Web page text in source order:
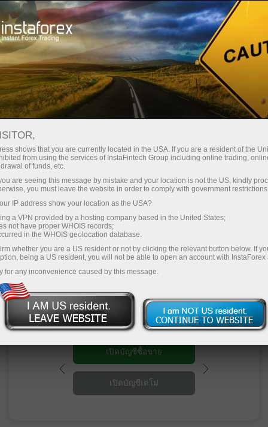
แคมเปญ กิจกรรม Instaforex Balloon
InstaForex: เอื้อมมือเพื่อ
ดวงอาทิตย์
ในฤดูร้อน ปี 2012 ณ international trading
convention ทาง InstaForex Company ได้เปิดตัว
บอลลูนที่มี logo อย่างเป็นทางการของบริษัทอยู่บน
ตัวมันด้วย
การเทรดกับ InstaForex เป็นโอกาสหนึ่งที่จะทำให้
คุณลอยอยู่เหนืองานประจำ, ปัญหาเรื่องงานต่างๆ
ปัญหาทางการเงินต่างๆ แล้วกระโดดพุ่งไปหา
กิจกรรมที่คุณชอบได้
shows that you are currently located in the USA. If you are a resident of the
from using the services of InstaFintech Group including online trading,
of funds, etc.
are seeing this message by mistake and your location is not the US, kindly
you must leave the website in order to comply with government
IP address show your location as the USA?
a VPN provided by a hosting company based in the United States;
not have proper WHOIS records;
in the WHOIS geolocation database.
whether you are a US resident or not by clicking the relevant button below. If
being a US resident, you will not be able to open an account with InstaForex
for any inconvenience caused by this message.